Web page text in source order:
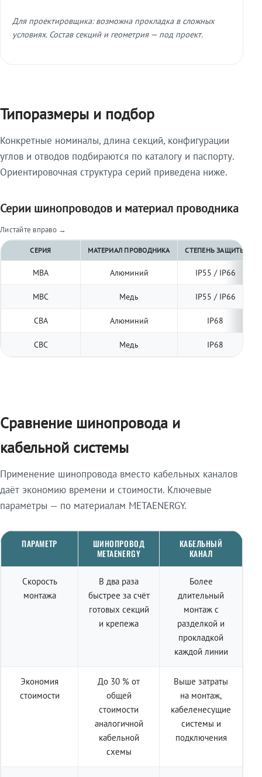
Для проектировщика: возможна прокладка в сложных
условиях. Состав секций и геометрия — под проект.
Типоразмеры и подбор
Конкретные номиналы, длина секций, конфигурации
углов и отводов подбираются по каталогу и паспорту.
Ориентировочная структура серий приведена ниже.
Серии шинопроводов и материал проводника
Листайте вправо →
СЕРИЯ МАТЕРИАЛ ПРОВОДНИКА СТЕПЕНЬ ЗАЩИТЫ
МВА Алюминий IP55 / IP66
МВС Медь IP55 / IP66
СВА Алюминий IP68
СВС Медь IP68
Сравнение шинопровода и
кабельной системы
Применение шинопровода вместо кабельных каналов
даёт экономию времени и стоимости. Ключевые
параметры — по материалам METAENERGY.
ПАРАМЕТР
ШИНОПРОВОД
METAENERGY
КАБЕЛЬНЫЙ
КАНАЛ
Скорость
монтажа
В два раза
быстрее за счёт
готовых секций
и крепежа
Более
длительный
монтаж с
разделкой и
прокладкой
каждой линии
Экономия
стоимости
До 30 % от
общей
стоимости
аналогичной
кабельной
схемы
Выше затраты
на монтаж,
кабеленесущие
системы и
подключения